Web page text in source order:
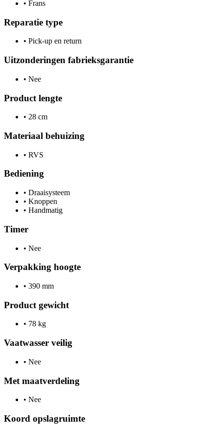
• Frans
Reparatie type
• Pick-up en return
Uitzonderingen fabrieksgarantie
• Nee
Product lengte
• 28 cm
Materiaal behuizing
• RVS
Bediening
• Draaisysteem
• Knoppen
• Handmatig
Timer
• Nee
Verpakking hoogte
• 390 mm
Product gewicht
• 78 kg
Vaatwasser veilig
• Nee
Met maatverdeling
• Nee
Koord opslagruimte